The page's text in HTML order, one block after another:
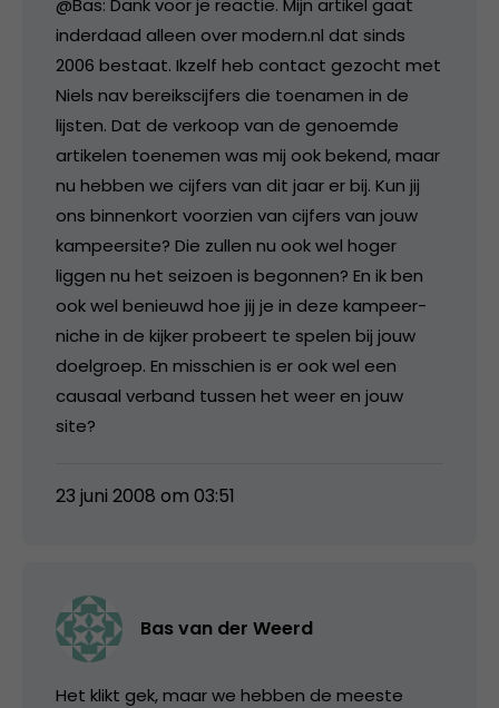
inderdaad alleen over modern.nl dat sinds
2006 bestaat. Ikzelf heb contact gezocht met
Niels nav bereikscijfers die toenamen in de
lijsten. Dat de verkoop van de genoemde
artikelen toenemen was mij ook bekend, maar
nu hebben we cijfers van dit jaar er bij. Kun jij
ons binnenkort voorzien van cijfers van jouw
kampeersite? Die zullen nu ook wel hoger
liggen nu het seizoen is begonnen? En ik ben
ook wel benieuwd hoe jij je in deze kampeer-
niche in de kijker probeert te spelen bij jouw
doelgroep. En misschien is er ook wel een
causaal verband tussen het weer en jouw
site?
23 juni 2008 om 03:51
Bas van der Weerd
Het klikt gek, maar we hebben de meeste